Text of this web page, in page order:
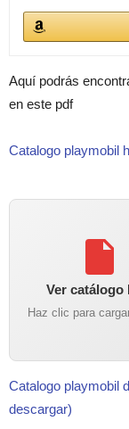
Aquí podrás
en este pdf
Catalogo playmobil
Ver catálogo
Haz clic para
Catalogo playmobil
descargar)